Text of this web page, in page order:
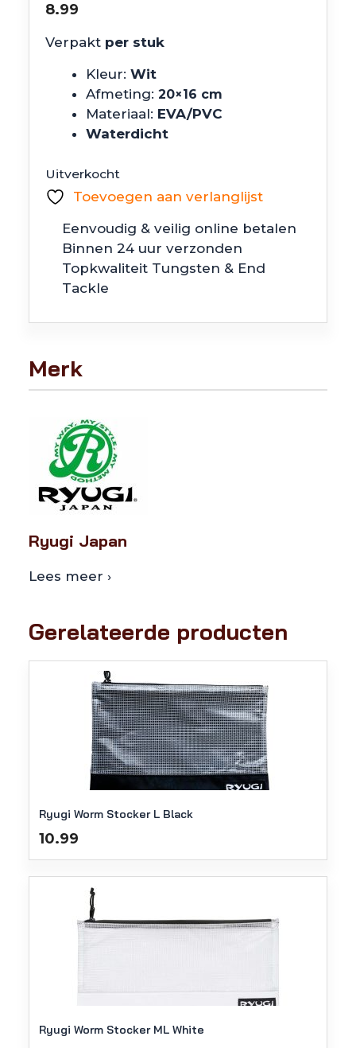
8.99
Verpakt per stuk
Kleur: Wit
Afmeting: 20×16 cm
Materiaal: EVA/PVC
Waterdicht
Uitverkocht
Toevoegen aan verlanglijst
Eenvoudig & veilig online betalen
Binnen 24 uur verzonden
Topkwaliteit Tungsten & End
Tackle
Merk
Ryugi Japan
Lees meer ›
Gerelateerde producten
Ryugi Worm Stocker L Black
10.99
Ryugi Worm Stocker ML White